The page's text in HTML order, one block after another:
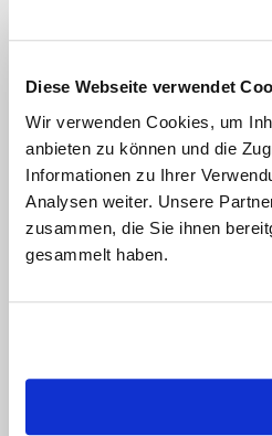
Diese Webseite verwendet
Wir verwenden Cookies, um
anbieten zu können und die
Informationen zu Ihrer
Analysen weiter. Unsere
zusammen, die Sie ihnen
gesammelt haben.
THEMA